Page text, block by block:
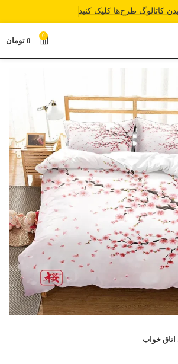
کاتالوگ طرح‌ها کلیک کنید
0
0 تومان
کلیک کنید
خواب